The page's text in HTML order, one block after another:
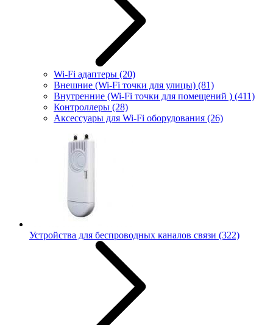
Wi-Fi адаптеры (20)
Внешние (Wi-Fi точки для улицы) (81)
Внутренние (Wi-Fi точки для помещений ) (411)
Контроллеры (28)
Аксессуары для Wi-Fi оборудования (26)
Устройства для беспроводных каналов связи (322)